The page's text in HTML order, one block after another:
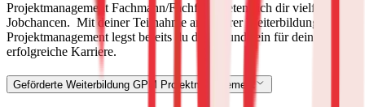
Projektmanagement Fachmann/Fachfrau bieten sich dir vielfältige
Jobchancen. Mit deiner Teilnahme an unserer Weiterbildung
Projektmanagement legst bereits du den Grundstein für deine
erfolgreiche Karriere.
Geförderte Weiterbildung GPM Projektmanagement